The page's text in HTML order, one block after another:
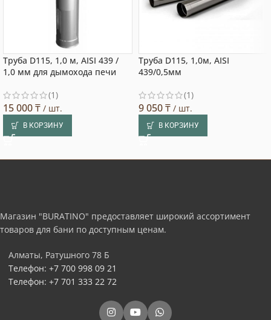
Труба D115, 1,0 м, AISI 439 /
1,0 мм для дымохода печи
(1)
15 000₸ / шт.
В КОРЗИНУ
Труба D115, 1,0м, AISI
439/0,5мм
(1)
9 050₸ / шт.
В КОРЗИНУ
Магазин "BURATINO" предоставляет широкий ассортимент
товаров для бани по доступным ценам.
Алматы, Ратушного 78 Б
Телефон: +7 700 998 09 21
Телефон: +7 701 333 22 72